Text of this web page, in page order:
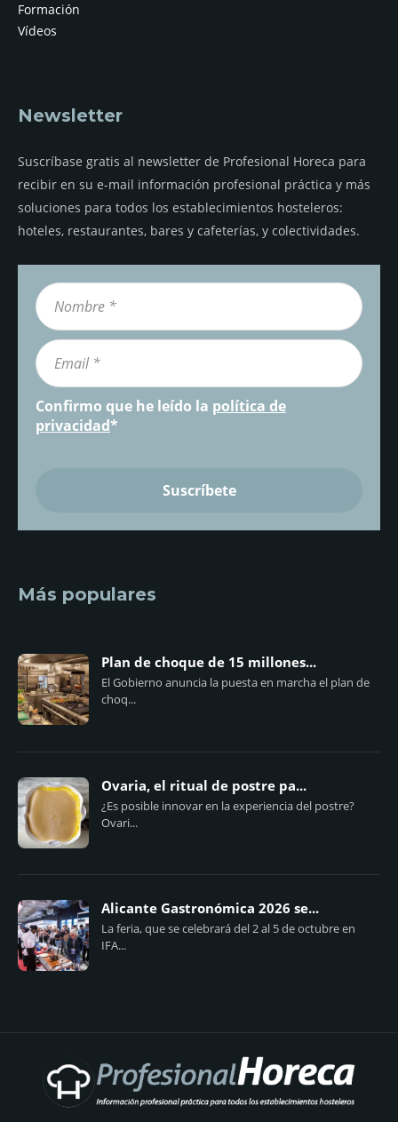
Formación
Vídeos
Newsletter
Suscríbase gratis al newsletter de Profesional Horeca para
recibir en su e-mail información profesional práctica y más
soluciones para todos los establecimientos hosteleros:
hoteles, restaurantes, bares y cafeterías, y colectividades.
Confirmo que he leído la política de
privacidad*
Más populares
Plan de choque de 15 millones...
El Gobierno anuncia la puesta en marcha el plan de
choq...
Ovaria, el ritual de postre pa...
¿Es posible innovar en la experiencia del postre?
Ovari...
Alicante Gastronómica 2026 se...
La feria, que se celebrará del 2 al 5 de octubre en
IFA...